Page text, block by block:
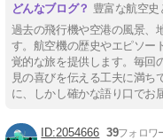
豊富な航空史
過去の飛行機や空港の風景、
す。航空機の歴史やエピソー
覚的な旅を提供します。毎回
見の喜びを伝える工夫に満ち
に、しかし確かな語り口でお
2054666 39